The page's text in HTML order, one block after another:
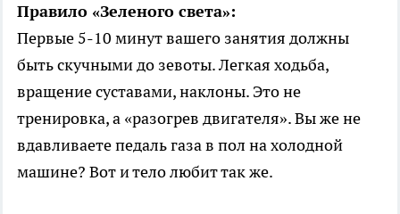
Правило «Зеленого света»:
Первые 5-10 минут вашего занятия должны
быть скучными до зевоты. Легкая ходьба,
вращение суставами, наклоны. Это не
тренировка, а «разогрев двигателя». Вы же не
вдавливаете педаль газа в пол на холодной
машине? Вот и тело любит так же.